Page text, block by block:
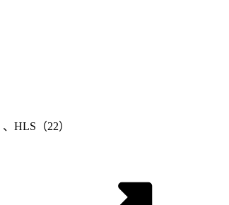
HLS（22）